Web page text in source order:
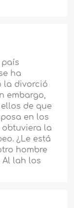
ha
la divorció
embargo,
de que
en los
la
¿Le está
hombre
Al lah los